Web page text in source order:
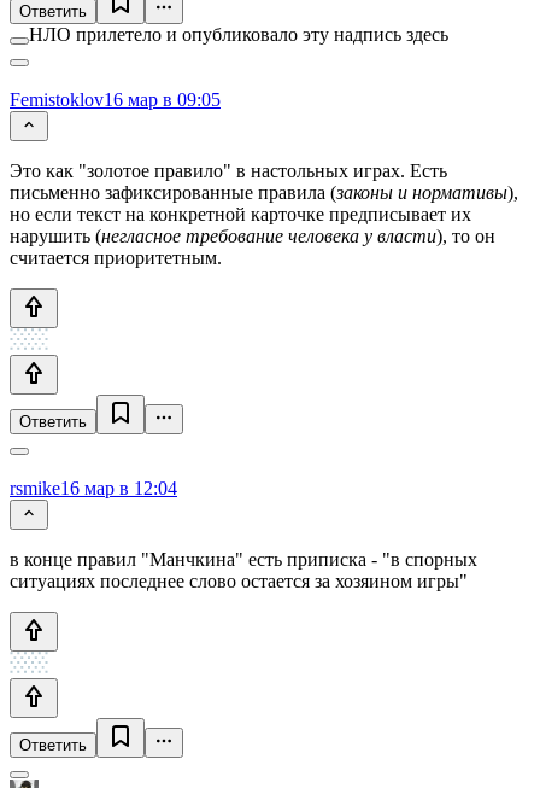
Ответить
НЛО прилетело и опубликовало эту надпись здесь
Femistoklov16 мар в 09:05
Это как "золотое правило" в настольных играх. Есть
письменно зафиксированные правила (законы и нормативы),
но если текст на конкретной карточке предписывает их
нарушить (негласное требование человека у власти), то он
считается приоритетным.
Ответить
rsmike16 мар в 12:04
в конце правил "Манчкина" есть приписка - "в спорных
ситуациях последнее слово остается за хозяином игры"
Ответить